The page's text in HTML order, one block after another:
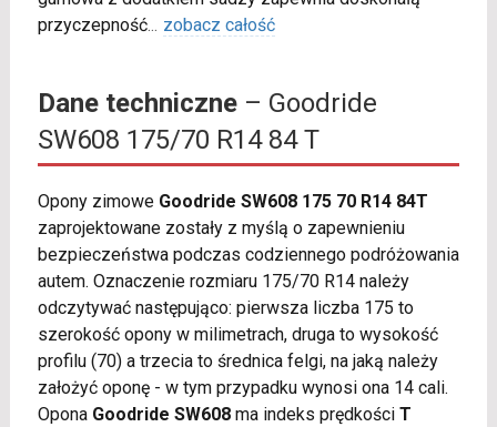
przyczepność... zobacz całość
Dane techniczne– Goodride
SW608 175/70 R14 84 T
Opony zimowe Goodride SW608 175 70 R14 84T
zaprojektowane zostały z myślą o zapewnieniu
bezpieczeństwa podczas codziennego podróżowania
autem. Oznaczenie rozmiaru 175/70 R14 należy
odczytywać następująco: pierwsza liczba 175 to
szerokość opony w milimetrach, druga to wysokość
profilu (70) a trzecia to średnica felgi, na jaką należy
założyć oponę - w tym przypadku wynosi ona 14 cali.
Opona Goodride SW608ma indeks prędkości T